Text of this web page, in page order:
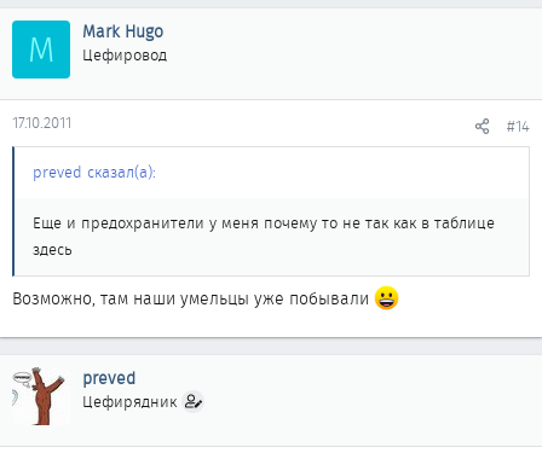
M Mark Hugo
Цефировод
17.10.2011 #14
preved сказал(а):
Еще и предохранители у меня почему то не так как в таблице
здесь
Возможно, там наши умельцы уже побывали
preved
Цефирядник